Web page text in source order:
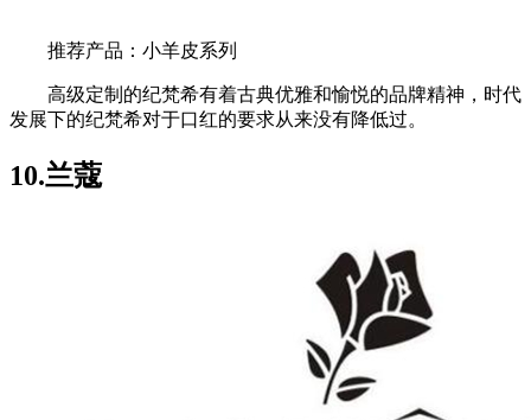
推荐产品：小羊皮系列
高级定制的纪梵希有着古典优雅和愉悦的品牌精神，时代
发展下的纪梵希对于口红的要求从来没有降低过。
10.兰蔻